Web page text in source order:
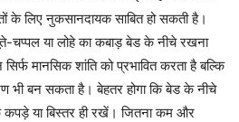
के लिए नुकसानदायक साबित हो सकती है।
या लोहे का कबाड़ बेड के नीचे रखना
मानसिक शांति को प्रभावित करता है बल्कि
भी बन सकता है। बेहतर होगा कि बेड के नीचे
या बिस्तर ही रखें। जितना कम और